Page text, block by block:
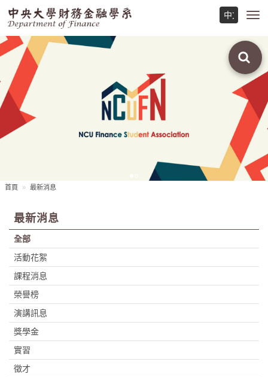
首頁 最新消息
最新消息
全部
活動花絮
課程消息
榮譽榜
演講訊息
獎學金
實習
徵才